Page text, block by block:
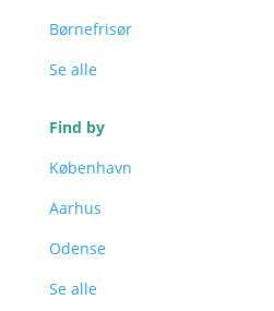
Børnefrisør
Se alle
Find by
København
Aarhus
Odense
Se alle